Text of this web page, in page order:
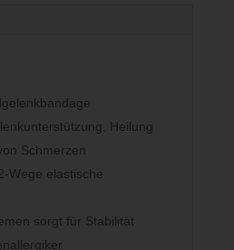
Heilung
Schmerzen
Wege elastische
sorgt für Stabilität